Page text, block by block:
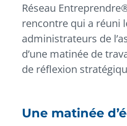
Réseau
rencontre qui a réuni
administrateurs de
d’une matinée de
de réflexion
Une matinée